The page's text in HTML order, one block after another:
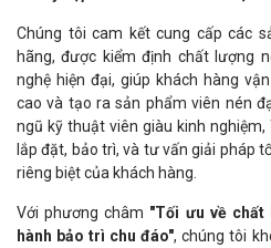
Chúng tôi cam kết cung cấp các
hãng, được kiểm định chất lượng
nghệ hiện đại, giúp khách hàng
cao và tạo ra sản phẩm viên nén
ngũ kỹ thuật viên giàu kinh
lắp đặt, bảo trì, và tư vấn giải pháp
riêng biệt của khách hàng.
Với phương châm "Tối ưu về chất
hành bảo trì chu đáo", chúng tôi